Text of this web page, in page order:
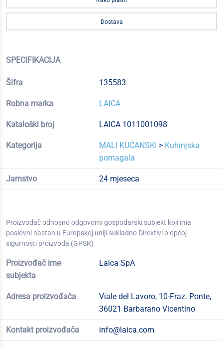
Dostava
SPECIFIKACIJA
Šifra 135583
Robna marka LAICA
Kataloški broj LAICA 1011001098
Kategorija MALI KUĆANSKI > Kuhinjska
pomagala
Jamstvo 24 mjeseca
Proizvođač odnosno odgovorni gospodarski subjekt koji ima
poslovni nastan u Europskoj uniji sukladno Direktivi o općoj
sigurnosti proizvoda (GPSR)
Proizvođač ime
subjekta
Laica SpA
Adresa proizvođača
Viale del Lavoro, 10-Fraz. Ponte,
36021 Barbarano Vicentino
Kontakt proizvođača info@laica.com